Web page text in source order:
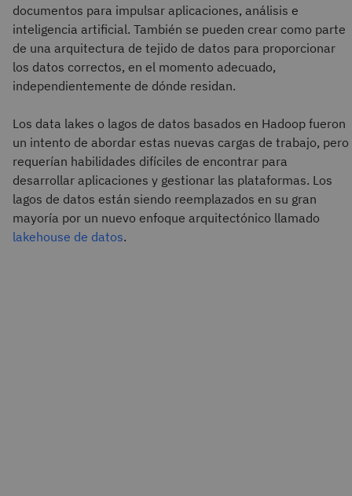
documentos para impulsar aplicaciones, análisis e
inteligencia artificial. También se pueden crear como parte
de una arquitectura de tejido de datos para proporcionar
los datos correctos, en el momento adecuado,
independientemente de dónde residan.
Los data lakes o lagos de datos basados en Hadoop fueron
un intento de abordar estas nuevas cargas de trabajo, pero
requerían habilidades difíciles de encontrar para
desarrollar aplicaciones y gestionar las plataformas. Los
lagos de datos están siendo reemplazados en su gran
mayoría por un nuevo enfoque arquitectónico llamado
lakehouse de datos.